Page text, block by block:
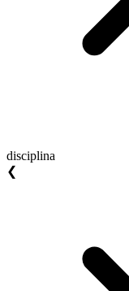
disciplina
❮